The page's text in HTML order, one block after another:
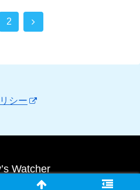
2
次
シー
Watcher
Watcher All Rights Reserved.